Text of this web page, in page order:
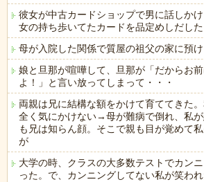
彼女が中古カードショップで男に話しか
女の持ち歩いてたカードを品定めしだし
母が入院した関係で質屋の祖父の家に預け
娘と旦那が喧嘩して、旦那が「だからお
よ！」と言い放ってしまって・・・
両親は兄に結構な額をかけて育ててきた
全く気にかけない→母が難病で倒れ、私
も兄は知らん顔。そこで親も目が覚めて
が
大学の時、クラスの大多数テストでカン
った。で、カンニングしてない私が笑わ